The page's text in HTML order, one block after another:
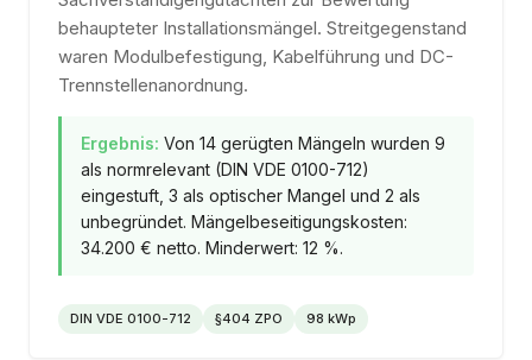
behaupteter Installationsmängel. Streitgegenstand
waren Modulbefestigung, Kabelführung und DC-
Trennstellenanordnung.
Ergebnis: Von 14 gerügten Mängeln wurden 9
als normrelevant (DIN VDE 0100-712)
eingestuft, 3 als optischer Mangel und 2 als
unbegründet. Mängelbeseitigungskosten:
34.200 € netto. Minderwert: 12 %.
DIN VDE 0100-712 §404 ZPO 98 kWp